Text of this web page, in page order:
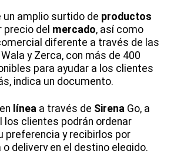
un amplio surtido de productos
del mercado, así como
diferente a través de las
y Zerca, con más de 400
para ayudar a los clientes
indica un documento.
en línea a través de Sirena Go, a
los clientes podrán ordenar
preferencia y recibirlos por
delivery en el destino elegido.